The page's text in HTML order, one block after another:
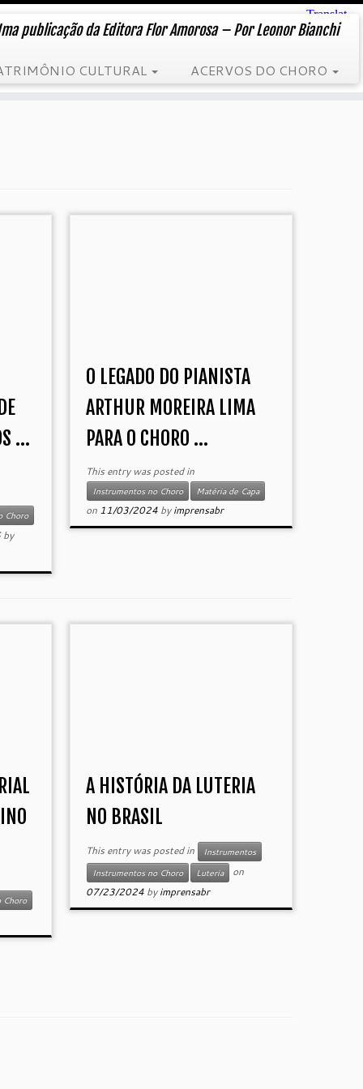
publicação da Editora Flor Amorosa – Por Leonor Bianchi
CULTURAL ACERVOS DO CHORO
...
Choro
by
O LEGADO DO PIANISTA
ARTHUR MOREIRA LIMA
PARA O CHORO ...
This entry was posted in
Instrumentos no Choro Matéria de Capa
on 11/03/2024 byimprensabr
A HISTÓRIA DA LUTERIA
NO BRASIL
This entry was posted in
Instrumentos
Instrumentos no Choro
Luteria
on
07/23/2024 byimprensabr